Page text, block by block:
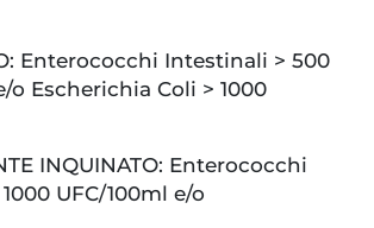
Enterococchi Intestinali > 500
o Escherichia Coli > 1000
INQUINATO: Enterococchi
UFC/100ml e/o